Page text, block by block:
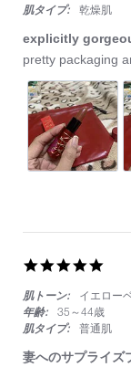
肌タイプ:
乾燥肌
explicitly
Review
on
26
Feb
2025
review
explicitly
gorgeous
pretty packaging
肌トーン:
イエロー
年齢:
35～44歳
肌タイプ:
普通肌
妻へのサプライズ